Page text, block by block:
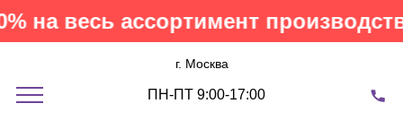
на весь ассортимент
г. Москва
ПН-ПТ 9:00-17:00